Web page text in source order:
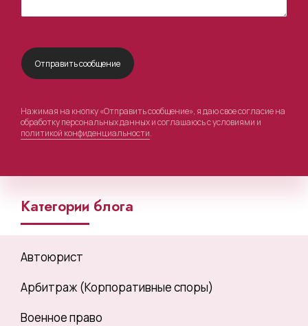
Нажимая на кнопку «Отправить сообщение», я даю свое согласие на
обработку персональных данных и соглашаюсь с условиями и
политикой конфиденциальности.
Категории блога
Автоюрист
Арбитраж (Корпоративные споры)
Военное право